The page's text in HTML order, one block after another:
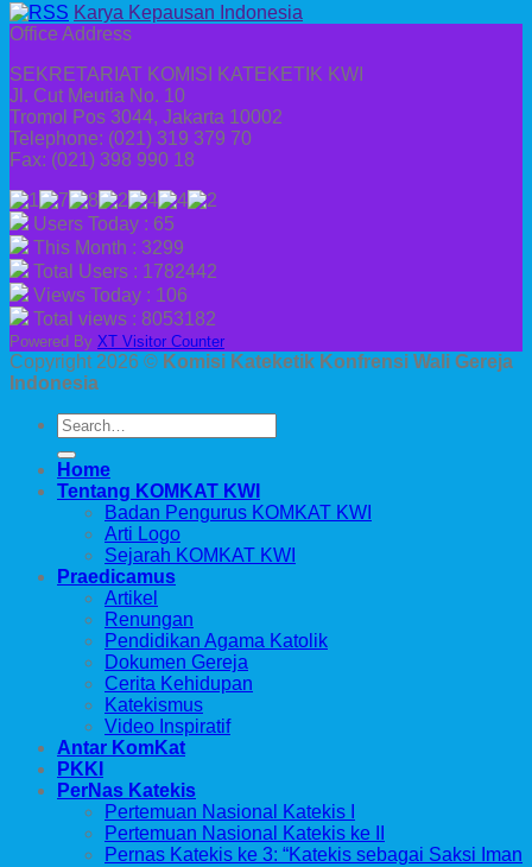
Karya Kepausan Indonesia
Office Address
SEKRETARIAT KOMISI KATEKETIK KWI
Jl. Cut Meutia No. 10
Tromol Pos 3044, Jakarta 10002
Telephone: (021) 319 379 70
Fax: (021) 398 990 18
Users Today : 65
This Month : 3299
Total Users : 1782442
Views Today : 106
Total views : 8053182
Powered By XT Visitor Counter
Copyright 2026 © Komisi Kateketik Konfrensi Wali Gereja
Indonesia
Home
Tentang KOMKAT KWI
Badan Pengurus KOMKAT KWI
Arti Logo
Sejarah KOMKAT KWI
Praedicamus
Artikel
Renungan
Pendidikan Agama Katolik
Dokumen Gereja
Cerita Kehidupan
Katekismus
Video Inspiratif
Antar KomKat
PKKI
PerNas Katekis
Pertemuan Nasional Katekis I
Pertemuan Nasional Katekis ke II
Pernas Katekis ke 3: “Katekis sebagai Saksi Iman